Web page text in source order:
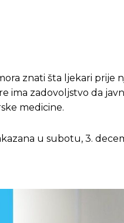
znati šta ljekari prije
ima zadovoljstvo da
medicine.
u subotu, 3.